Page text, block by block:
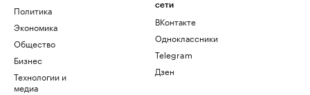
Политика
Экономика
Общество
Бизнес
Технологии и
медиа
сети
ВКонтакте
Одноклассники
Telegram
Дзен